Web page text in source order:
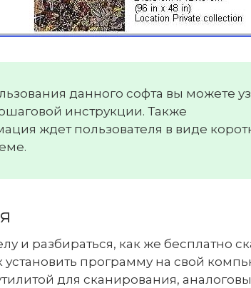
данного софта вы можете
инструкции. Также
ждет пользователя в виде
и разбираться, как же бесплатно
программу на свой
для сканирования,